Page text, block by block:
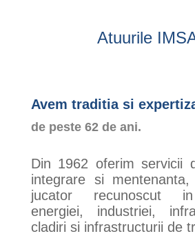
Atuurile
Avem traditia si
de peste 62 de ani.
Din 1962 oferim servicii
integrare si
jucator recunoscut
energiei, industriei,
cladiri si infrastructurii de